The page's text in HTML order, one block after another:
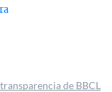
de BBCL